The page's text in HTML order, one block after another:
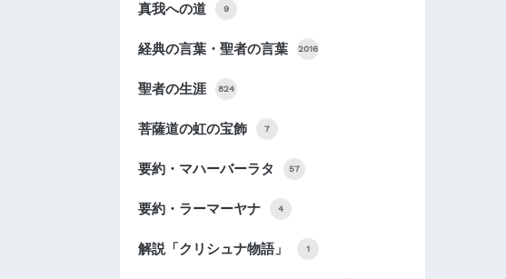
真我への道 9
経典の言葉・聖者の言葉 2016
聖者の生涯 824
菩薩道の虹の宝飾 7
要約・マハーバーラタ 57
要約・ラーマーヤナ 4
解説「クリシュナ物語」 1